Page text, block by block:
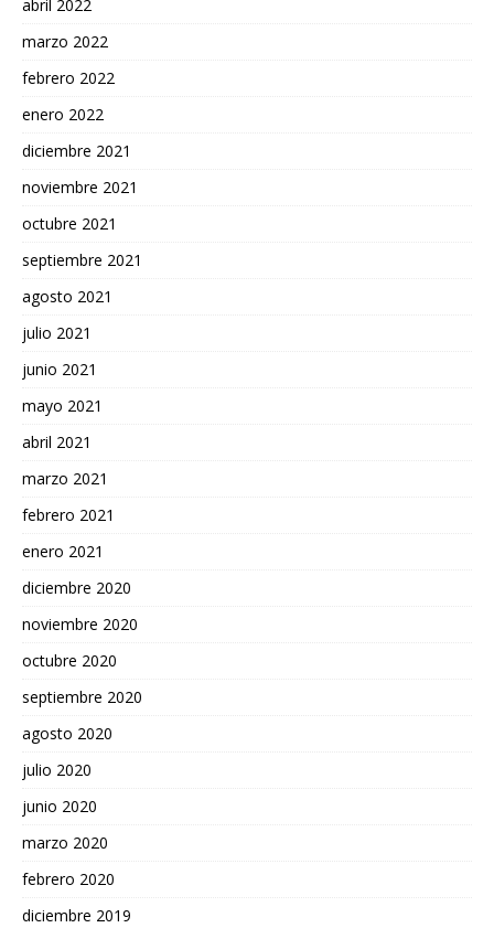
abril 2022
marzo 2022
febrero 2022
enero 2022
diciembre 2021
noviembre 2021
octubre 2021
septiembre 2021
agosto 2021
julio 2021
junio 2021
mayo 2021
abril 2021
marzo 2021
febrero 2021
enero 2021
diciembre 2020
noviembre 2020
octubre 2020
septiembre 2020
agosto 2020
julio 2020
junio 2020
marzo 2020
febrero 2020
diciembre 2019